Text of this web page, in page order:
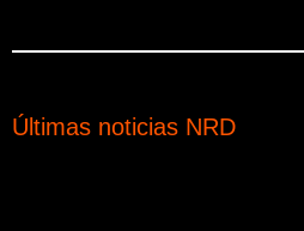
Últimas noticias NRD